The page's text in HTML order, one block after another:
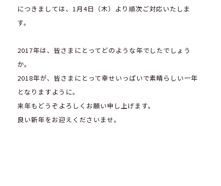
につきましては、1月4日（木）より順次ご対応いたしま
す。
2017年は、皆さまにとってどのような年でしたでしょう
か。
2018年が、皆さまにとって幸せいっぱいで素晴らしい一年
となりますように。
来年もどうぞよろしくお願い申し上げます。
良い新年をお迎えくださいませ。